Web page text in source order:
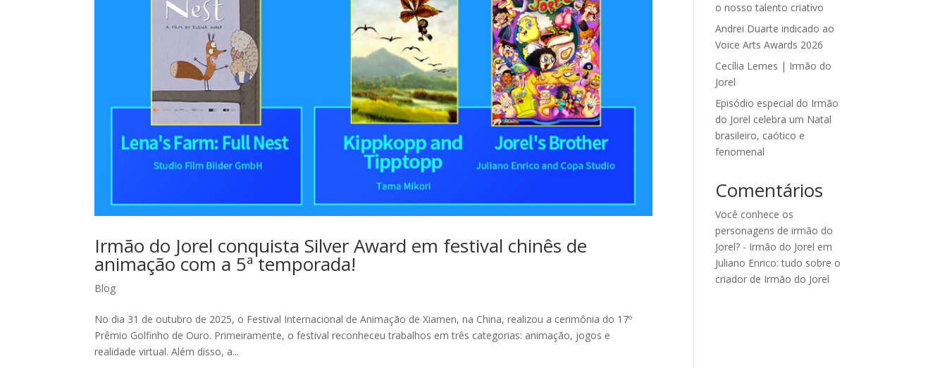
Irmão do Jorel conquista Silver Award em festival chinês de
animação com a 5ª temporada!
Blog
No dia 31 de outubro de 2025, o Festival Internacional de Animação de Xiamen, na China, realizou a cerimônia do 17º
Prêmio Golfinho de Ouro. Primeiramente, o festival reconheceu trabalhos em três categorias: animação, jogos e
realidade virtual. Além disso, a...
o nosso talento criativo
Andrei Duarte indicado ao
Voice Arts Awards 2026
Cecília Lemes | Irmão do
Jorel
Episódio especial do Irmão
do Jorel celebra um Natal
brasileiro, caótico e
fenomenal
Comentários
Você conhece os
personagens de irmão do
Jorel? - Irmão do Jorel em
Juliano Enrico: tudo sobre o
criador de Irmão do Jorel